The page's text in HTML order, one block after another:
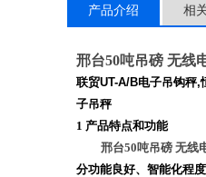
产品介绍 相
邢台50吨吊磅 无线
联贸UT-A/B电子吊钩秤,
子吊秤
1 产品特点和功能
邢台50吨吊磅 无线
分功能良好、智能化程